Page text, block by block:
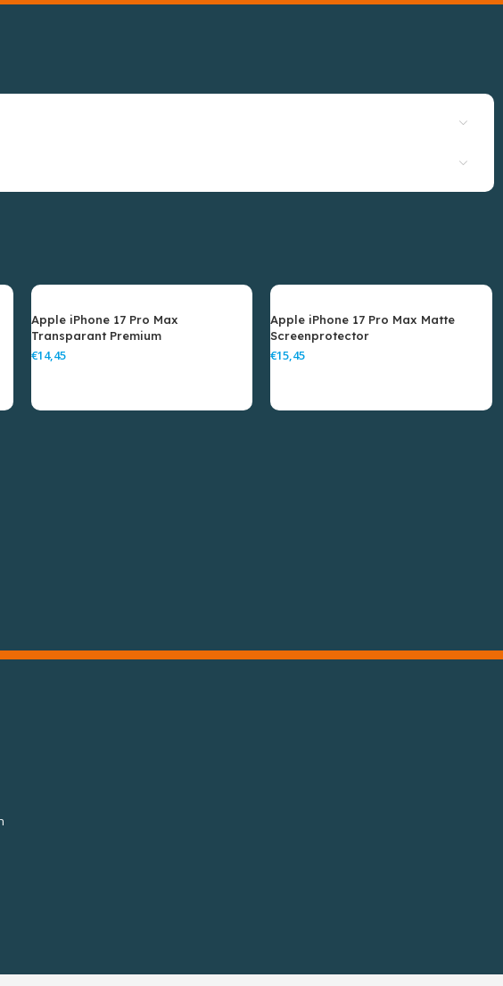
Apple iPhone 17 Pro Max
Transparant Premium
Screenprotector
€
Apple iPhone 17 Pro Max Matte
Screenprotector
€